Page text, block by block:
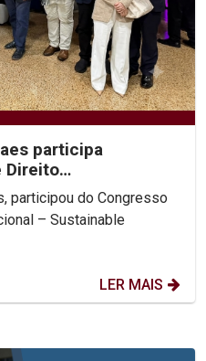
participa
Direito
participou do Congresso
– Sustainable
LER MAIS